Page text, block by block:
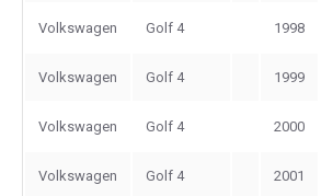
Volkswagen Golf 4 1998
Volkswagen Golf 4 1999
Volkswagen Golf 4 2000
Volkswagen Golf 4 2001